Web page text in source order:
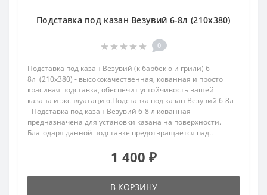
Подставка под казан Везувий 6-8л (210x380)
0
Подставка под казан Везувий (к барбекю и грили) 6-
8л (210x380) - высококачественная, кованная и просто
красивая подставка, обеспечит устойчивость вашей
казана и эксплуатацию.Подставка под казан Везувий 6-8л
- Подставка под казан Везувий 6-8 л кованная
предназначена для установки казана на поверхности.
Благодаря данной подставке предотвращается пад..
1 400 ₽
В КОРЗИНУ